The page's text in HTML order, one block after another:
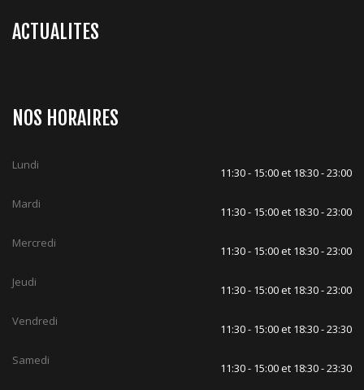
ACTUALITES
NOS HORAIRES
Lundi
11:30 - 15:00 et 18:30 - 23:00
Mardi
11:30 - 15:00 et 18:30 - 23:00
Mercredi
11:30 - 15:00 et 18:30 - 23:00
Jeudi
11:30 - 15:00 et 18:30 - 23:00
Vendredi
11:30 - 15:00 et 18:30 - 23:30
Samedi
11:30 - 15:00 et 18:30 - 23:30